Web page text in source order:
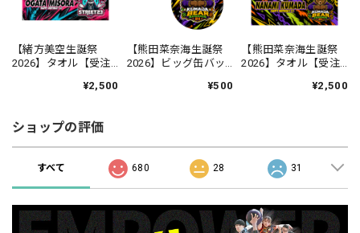
【緒方美空生誕祭
2026】タオル【受注
¥2,500
【熊田菜奈海生誕祭
2026】ビッグ缶バッ
¥500
【熊田菜奈海生誕祭
2026】タオル【受注
¥2,500
ショップの評価
すべて 680 28 31